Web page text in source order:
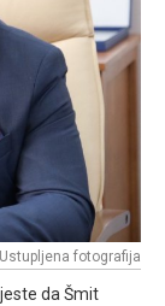
fotografija
da Šmit